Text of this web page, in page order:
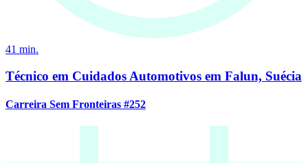
41 min.
Técnico em Cuidados Automotivos em Falun, Suécia
Carreira Sem Fronteiras #252